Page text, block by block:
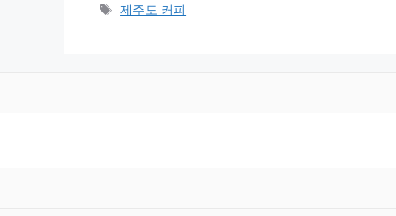
Tags
제주도 커피